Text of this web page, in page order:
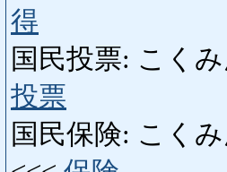
得
国民投票: こく
投票
国民保険: こく